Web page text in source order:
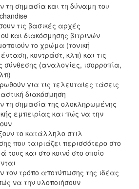
τη σημασία και τη δύναμη του
τις βασικές αρχές
και διακόσμησης βιτρινών
το χρώμα (τονική
κοντράστ, κλπ) και τις
σύνθεσης (αναλογίες, ισορροπία,
για τις τελευταίες τάσεις
διακόσμηση
τη σημασία της ολοκληρωμένης
εμπειρίας και πώς να την
το κατάλληλο στιλ
που ταιριάζει περισσότερο στο
τους και στο κοινό στο οποίο
τον τρόπο αποτύπωσης της ιδέας
να την υλοποιήσουν